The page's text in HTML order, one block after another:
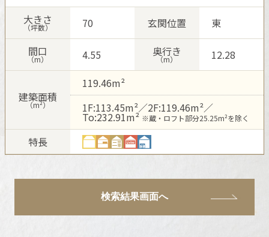
分譲マンション検索
住まいの売却
これから住まいをご検討の方
これから土地活用・賃貸経営をご検討の方
土地活用の基礎から長期安定経営を目指すオーナー様まで、賃貸経
営に役立つ多彩な情報を幅広くお届けします。
ホームラウンジ 土地活用・賃貸経営
リフォーム営業所
これからリフォームをご検討の方
実例動画や基礎知識、収納の工夫など、理想の住まいを叶えるリフ
ォームの具体策とアイデアを豊富にご用意しています。
ホームラウンジ リフォーム
事業用地・事業用建物
分譲用地
すべてのフィールドに新しい価値をデザインし、持続可能な未来志
向のまちづくりを実現していきます。
ミサワゼネラルソリューション
お客様センター
ミサワホームオーナーさま・リフォーム工事ご契約者さまとミサワ
ホームを結ぶコミュニケーションサイト。お得・便利・安心なコン
テンツや、ミサワホームからの大切なお知らせなど配信していま
SDGs
環境活動
中途採用
障がい者採用
ウエルネス事業
大きさ
（坪数） 70 玄関位置
東
間口
（m） 4.55 奥行き
（m） 12.28
建築面積
（m²）
119.46m²
1F:113.45m²／2F:119.46m²／
To:232.91m² ※蔵・ロフト部分25.25m²を除く
特長
検索結果画面へ